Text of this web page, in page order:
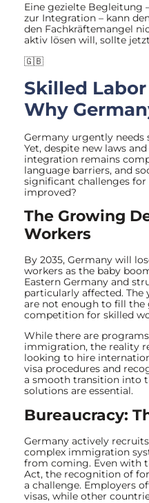
Eine gezielte Begleitung
zur Integration – kann
den Fachkräftemangel
aktiv lösen will, sollte
🇬🇧
Skilled
Why
Germany urgently needs
Yet, despite new laws
integration remains
language barriers, and
significant challenges for
improved?
The Growing
Workers
By 2035, Germany will
workers as the baby
Eastern Germany and
particularly affected. The
are not enough to fill the
competition for skilled
While there are
immigration, the reality
looking to hire
visa procedures and
a smooth transition into
solutions are essential.
Bureaucracy:
Germany actively
complex immigration
from coming. Even with
Act, the recognition of
a challenge. Employers
visas, while other